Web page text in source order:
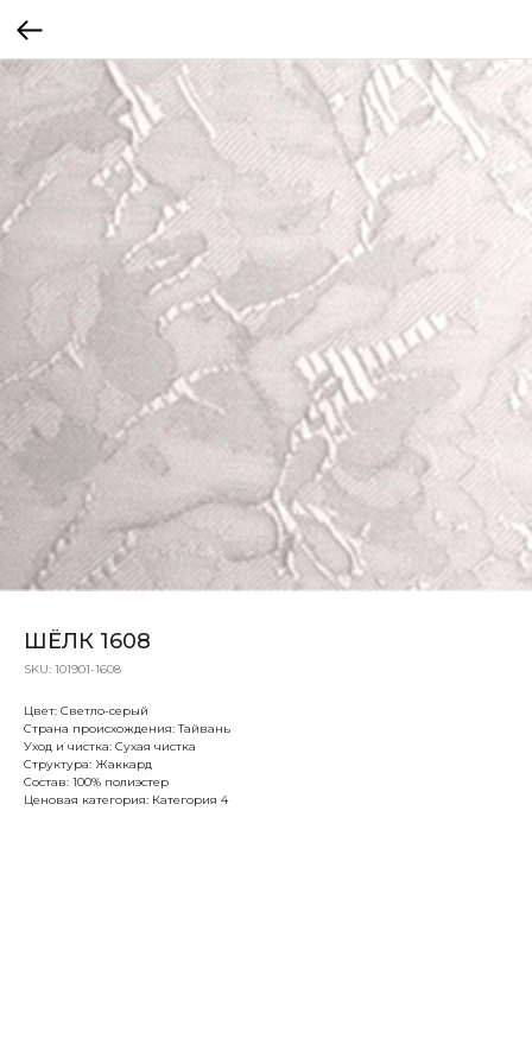
ШЁЛК 1608
SKU: 101901-1608
Цвет: Светло-серый
Страна происхождения: Тайвань
Уход и чистка: Сухая чистка
Структура: Жаккард
Состав: 100% полиэстер
Ценовая категория: Категория 4